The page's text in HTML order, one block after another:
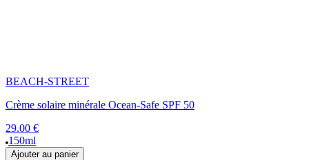
BEACH-STREET
Crème solaire minérale Ocean-Safe SPF 50
29.00 €
150ml
Ajouter au panier